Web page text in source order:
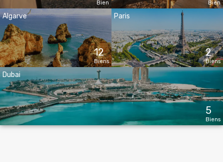
Bien Bien
Algarve
12
Biens
Paris
2
Biens
Dubai
5
Biens